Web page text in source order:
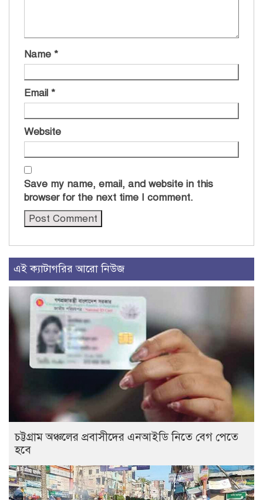
Name *
Email *
Website
Save my name, email, and website in this
browser for the next time I comment.
এই ক্যাটাগরির আরো নিউজ
চট্টগ্রাম অঞ্চলের প্রবাসীদের এনআইডি নিতে বেগ পেতে
হবে